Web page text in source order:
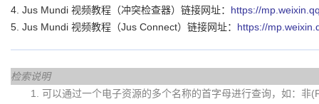
4. Jus Mundi 视频教程（冲突检查器）链接网址： https://
5. Jus Mundi 视频教程（Jus Connect）链接网址： https://
检索说明
1. 可以通过一个电子资源的多个名称的首字母进行查询，如：